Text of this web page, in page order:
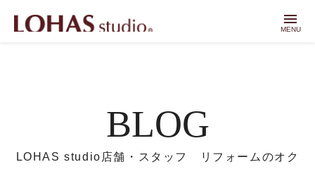
menu
MENU
BLOG
LOHAS studio店舗・スタッフ リフォームのオク